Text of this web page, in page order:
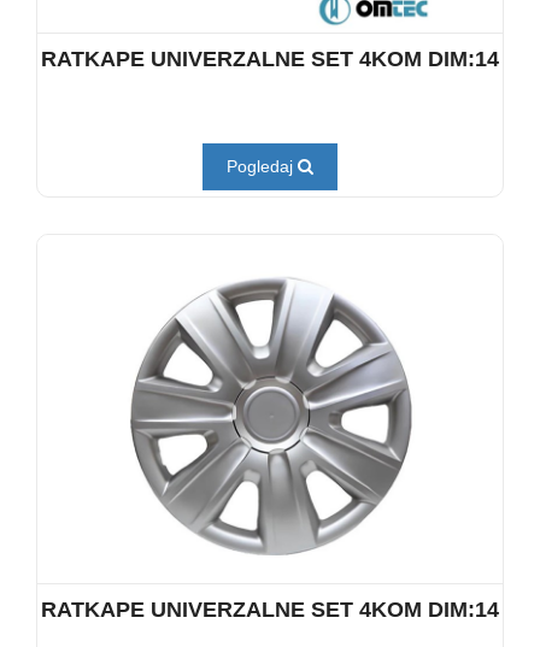
RATKAPE UNIVERZALNE SET 4KOM DIM:14
Pogledaj
RATKAPE UNIVERZALNE SET 4KOM DIM:14